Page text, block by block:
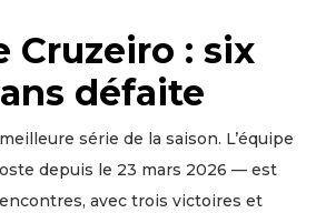
Cruzeiro : six
défaite
série de la saison. L’équipe
depuis le 23 mars 2026 — est
avec trois victoires et